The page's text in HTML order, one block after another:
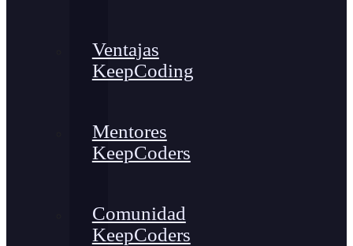
Ventajas
KeepCoding
Mentores
KeepCoders
Comunidad
KeepCoders